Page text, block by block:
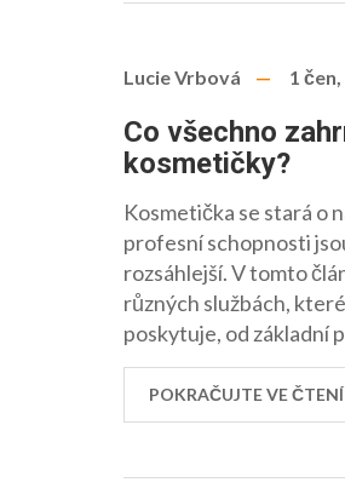
Lucie Vrbová 1
Co všechno
kosmetičky?
Kosmetička se stará o
profesní schopnosti
rozsáhlejší. V tomto
různých službách,
poskytuje, od základní
specializované
několik tipů, jak si
kosmetičku a co
POKRAČUJTE VE ČTENÍ